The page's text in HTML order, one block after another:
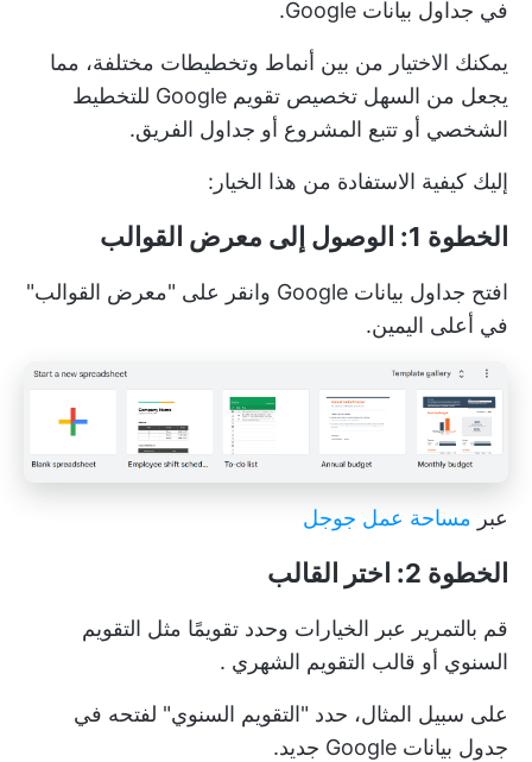
في جداول بيانات Google.
يمكنك الاختيار من بين أنماط وتخطيطات مختلفة، مما
يجعل من السهل تخصيص تقويم Google
للتخطيط
الشخصي أو تتبع المشروع أو جداول الفريق.
إليك كيفية الاستفادة من هذا الخيار:
الخطوة 1: الوصول إلى معرض القوالب
افتح جداول بيانات Google وانقر على "معرض القوالب"
في أعلى اليمين.
عبر مساحة عمل جوجل
الخطوة 2: اختر القالب
قم بالتمرير عبر الخيارات وحدد تقويمًا مثل التقويم
السنوي أو قالب التقويم الشهري .
على سبيل المثال، حدد "التقويم السنوي" لفتحه في
جدول بيانات Google جديد.